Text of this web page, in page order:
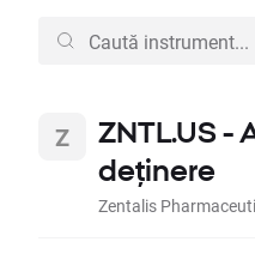
ZNTL.US -
deținere
Zentalis